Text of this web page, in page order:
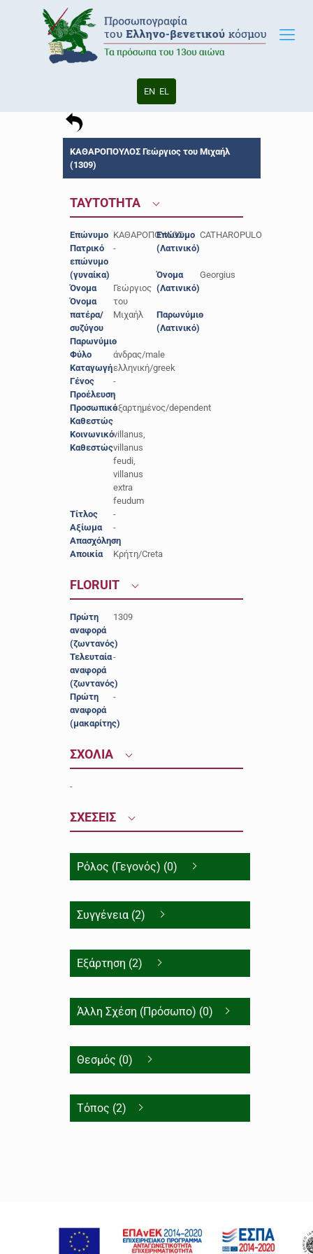
EN EL
ΚΑΘΑΡΟΠΟΥΛΟΣ Γεώργιος του Μιχαήλ
(1309)
ΤΑΥΤΟΤΗΤΑ
Επώνυμο ΚΑΘΑΡΟΠΟΥΛΟΣ
Πατρικό
επώνυμο
(γυναίκα)
-
Όνομα
Γεώργιος
Όνομα
πατέρα/
συζύγου
του
Μιχαήλ
Παρωνύμιο
-
Φύλο
άνδρας/male
Καταγωγήελληνική/greek
Γένος
-
Προέλευση-
Προσωπικό
Καθεστώς
εξαρτημένος/dependent
Κοινωνικό
Καθεστώς
villanus,
villanus
feudi,
villanus
extra
feudum
Τίτλος
-
Αξίωμα
-
Απασχόληση
-
Αποικία
Κρήτη/Creta
Επώνυμο
(Λατινικό)
CATHAROPULO
Όνομα
(Λατινικό)
Georgius
Παρωνύμιο
(Λατινικό)
-
FLORUIT
Πρώτη
αναφορά
(ζωντανός)
1309
Τελευταία
αναφορά
(ζωντανός)
-
Πρώτη
αναφορά
(μακαρίτης)
-
ΣΧΟΛΙΑ
-
ΣΧΕΣΕΙΣ
Ρόλος (Γεγονός) (0)
Συγγένεια (2)
Εξάρτηση (2)
Άλλη Σχέση (Πρόσωπο) (0)
Θεσμός (0)
Τόπος (2)